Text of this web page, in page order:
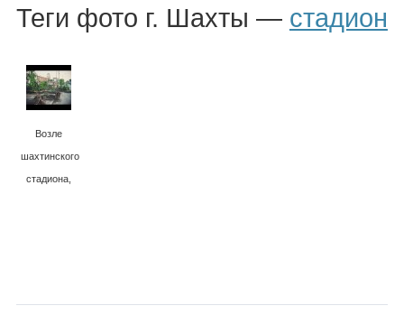
Теги фото г. Шахты — стадион
Возле
шахтинского
стадиона,